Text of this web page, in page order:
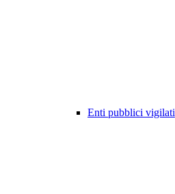
Enti pubblici vigilati